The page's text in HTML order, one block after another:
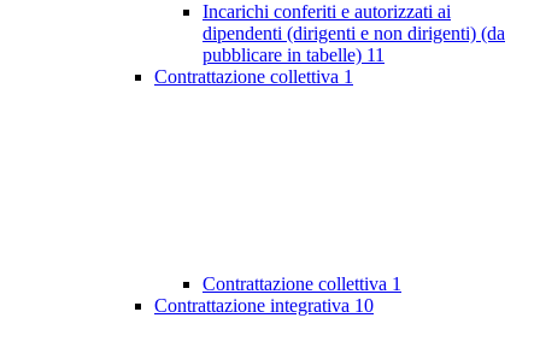
Incarichi conferiti e autorizzati ai
dipendenti (dirigenti e non dirigenti) (da
pubblicare in tabelle) 11
Contrattazione collettiva 1
Contrattazione collettiva 1
Contrattazione integrativa 10